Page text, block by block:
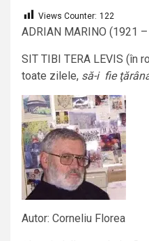
Views Counter: 122
ADRIAN MARINO (1921
SIT TIBI TERA LEVIS (în
toate zilele, să-i fie
Autor: Corneliu Florea